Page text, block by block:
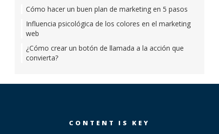
Cómo hacer un buen plan de marketing en 5 pasos
Influencia psicológica de los colores en el marketing
web
¿Cómo crear un botón de llamada a la acción que
convierta?
CONTENT IS KEY